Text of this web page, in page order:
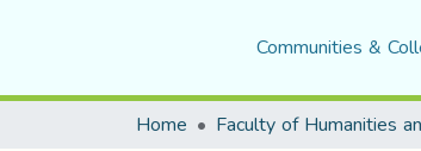
Communities &
Home